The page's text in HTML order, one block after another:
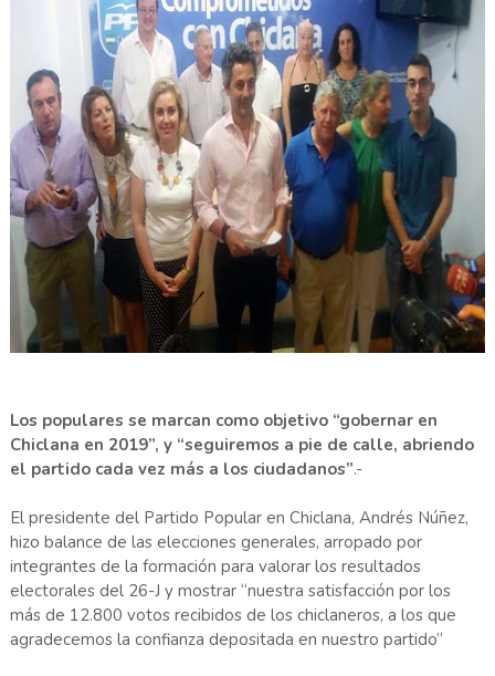
Los populares se marcan como objetivo “gobernar en
Chiclana en 2019”, y “seguiremos a pie de calle, abriendo
el partido cada vez más a los ciudadanos”.-
El presidente del Partido Popular en Chiclana, Andrés Núñez,
hizo balance de las elecciones generales, arropado por
integrantes de la formación para valorar los resultados
electorales del 26-J y mostrar “nuestra satisfacción por los
más de 12.800 votos recibidos de los chiclaneros, a los que
agradecemos la confianza depositada en nuestro partido”